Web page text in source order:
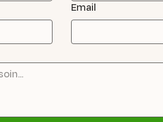
Email